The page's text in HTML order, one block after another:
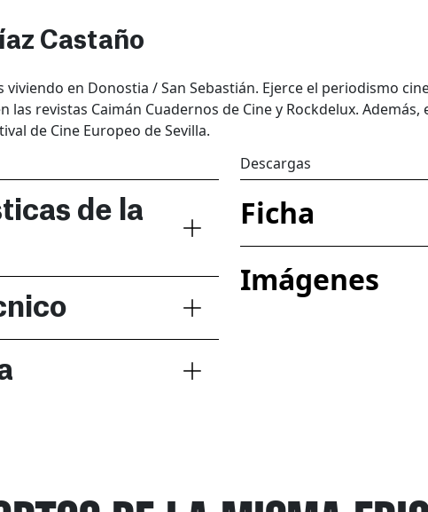
Castaño
viviendo en Donostia / San Sebastián. Ejerce el periodismo
las revistas Caimán Cuadernos de Cine y Rockdelux. Además,
de Cine Europeo de Sevilla.
de la
Descargas
Ficha
Imágenes